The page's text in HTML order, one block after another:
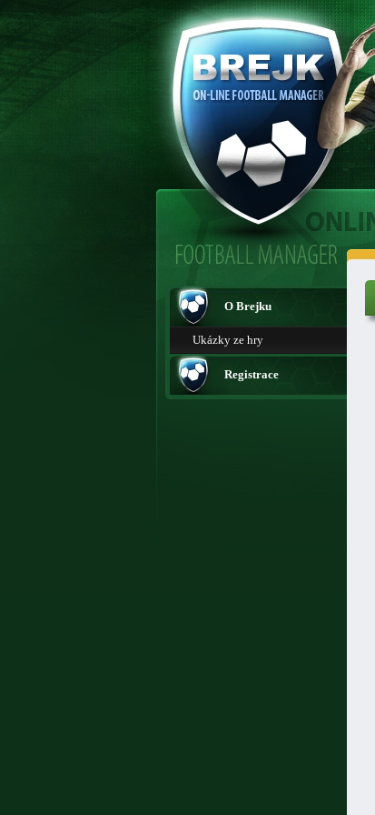
O Brejku
Ukázky ze hry
Registrace